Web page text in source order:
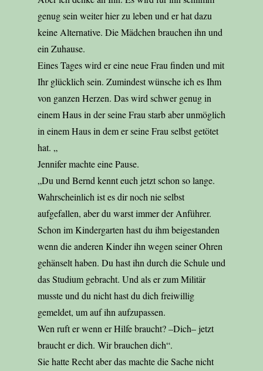
genug sein weiter hier zu leben und er hat dazu
keine Alternative. Die Mädchen brauchen ihn und
ein Zuhause.
Eines Tages wird er eine neue Frau finden und mit
Ihr glücklich sein. Zumindest wünsche ich es Ihm
von ganzen Herzen. Das wird schwer genug in
einem Haus in der seine Frau starb aber unmöglich
in einem Haus in dem er seine Frau selbst getötet
hat. „
Jennifer machte eine Pause.
„Du und Bernd kennt euch jetzt schon so lange.
Wahrscheinlich ist es dir noch nie selbst
aufgefallen, aber du warst immer der Anführer.
Schon im Kindergarten hast du ihm beigestanden
wenn die anderen Kinder ihn wegen seiner Ohren
gehänselt haben. Du hast ihn durch die Schule und
das Studium gebracht. Und als er zum Militär
musste und du nicht hast du dich freiwillig
gemeldet, um auf ihn aufzupassen.
Wen ruft er wenn er Hilfe braucht? –Dich– jetzt
braucht er dich. Wir brauchen dich“.
Sie hatte Recht aber das machte die Sache nicht